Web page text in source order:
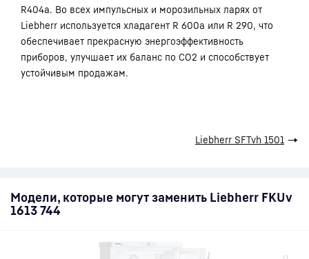
R404a. Во всех импульсных и морозильных ларях от
Liebherr используется хладагент R 600a или R 290, что
обеспечивает прекрасную энергоэффективность
приборов, улучшает их баланс по CO2 и способствует
устойчивым продажам.
Liebherr SFTvh 1501 →
Модели, которые могут заменить Liebherr FKUv
1613 744